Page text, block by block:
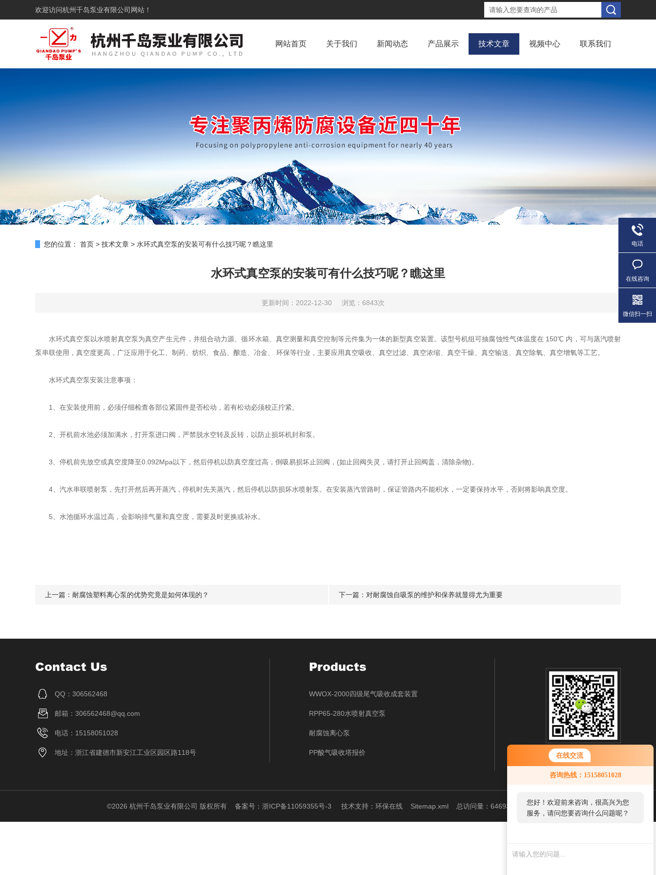
在线交流
咨询热线：15158051028
您好！欢迎前来咨询，很高兴为您
服务，请问您要咨询什么问题呢？
欢迎访问杭州千岛泵业有限公司网站！
网站首页 关于我们 新闻动态 产品展示 技术文章 视频中心 联系我们
您的位置： 首页 > 技术文章 > 水环式真空泵的安装可有什么技巧呢？瞧这里
水环式真空泵的安装可有什么技巧呢？瞧这里
更新时间：2022-12-30 浏览：6843次
水环式真空泵以水喷射真空泵为真空产生元件，并组合动力源、循环水箱、真空测量和真空控制等元件集为一体的新型真空装置。该型号机组可抽腐蚀性气体温度在 150℃ 内，可与蒸汽喷射
泵串联使用，真空度更高，广泛应用于化工、制药、纺织、食品、酿造、冶金、 环保等行业，主要应用真空吸收、真空过滤、真空浓缩、真空干燥、真空输送、真空除氧、真空增氧等工艺。
水环式真空泵安装注意事项：
1、在安装使用前，必须仔细检查各部位紧固件是否松动，若有松动必须校正拧紧。
2、开机前水池必须加满水，打开泵进口阀，严禁脱水空转及反转，以防止损坏机封和泵。
3、停机前先放空或真空度降至0.092Mpa以下，然后停机以防真空度过高，倒吸易损坏止回阀，(如止回阀失灵，请打开止回阀盖，清除杂物)。
4、汽水串联喷射泵，先打开然后再开蒸汽，停机时先关蒸汽，然后停机以防损坏水喷射泵。在安装蒸汽管路时，保证管路内不能积水，一定要保持水平，否则将影响真空度。
5、水池循环水温过高，会影响排气量和真空度，需要及时更换或补水。
上一篇： 耐腐蚀塑料离心泵的优势究竟是如何体现的？ 下一篇： 对耐腐蚀自吸泵的维护和保养就显得尤为重要
Contact Us
QQ：306562468
邮箱：306562468@qq.com
电话：15158051028
地址：浙江省建德市新安江工业区园区路118号
Products
WWOX-2000四级尾气吸收成套装置
RPP65-280水喷射真空泵
耐腐蚀离心泵
PP酸气吸收塔报价 扫一扫 微信咨询
©2026 杭州千岛泵业有限公司 版权所有 备案号：浙ICP备11059355号-3 技术支持： 环保在线 Sitemap.xml 总访问量：646934 管理登陆
电话
在线咨询
微信扫一扫